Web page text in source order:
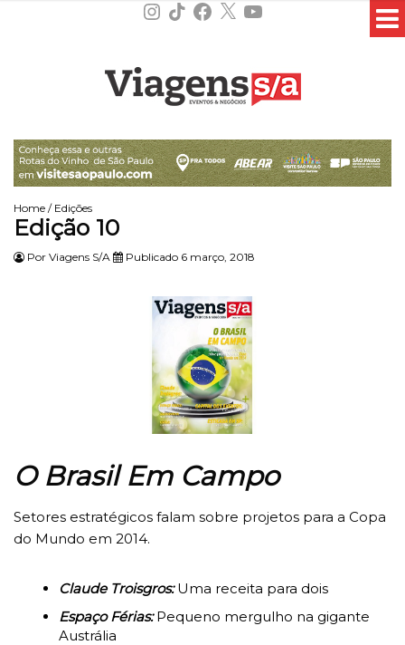
Instagram
TikTokFacebook
X YouTube
Home / Edições
Edição 10
Por Viagens S/A Publicado 6 março, 2018
O Brasil Em Campo
Setores estratégicos falam sobre projetos para a Copa
do Mundo em 2014.
Claude Troisgros: Uma receita para dois
Espaço Férias: Pequeno mergulho na gigante
Austrália